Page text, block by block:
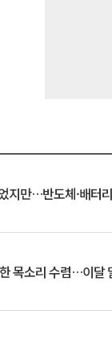
지만…반도체·배터
목소리 수렴…이달